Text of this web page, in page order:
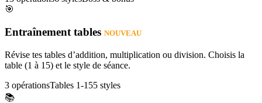
🎯
Entraînement tables NOUVEAU
Révise tes tables d’addition, multiplication ou division. Choisis la
table (1 à 15) et le style de séance.
3 opérationsTables 1-155 styles
📚